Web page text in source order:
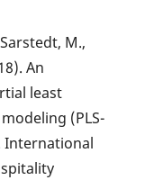
M.,
An
least
(PLS-
International